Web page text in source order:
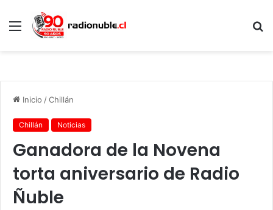
Menú
Inicio /Chillán
Chillán Noticias
Ganadora de la Novena
torta aniversario de Radio
Ñuble